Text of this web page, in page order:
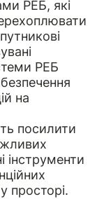
РЕБ, які
РЕБ
на
посилити
інструменти
просторі.